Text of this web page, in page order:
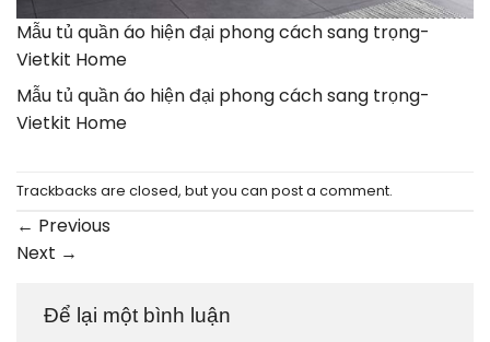
Mẫu tủ quần áo hiện đại phong cách sang trọng-
Vietkit Home
Mẫu tủ quần áo hiện đại phong cách sang trọng-
Vietkit Home
Trackbacks are closed, but you can post a comment.
← Previous
Next →
Để lại một bình luận